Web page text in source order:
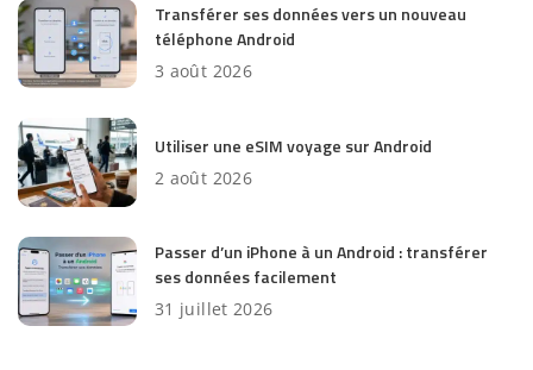
Transférer ses données vers un nouveau
téléphone Android
3 août 2026
Utiliser une eSIM voyage sur Android
2 août 2026
Passer d’un iPhone à un Android : transférer
ses données facilement
31 juillet 2026